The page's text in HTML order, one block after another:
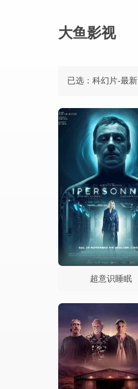
大鱼影视
已选：科幻片-最新
超意识睡眠